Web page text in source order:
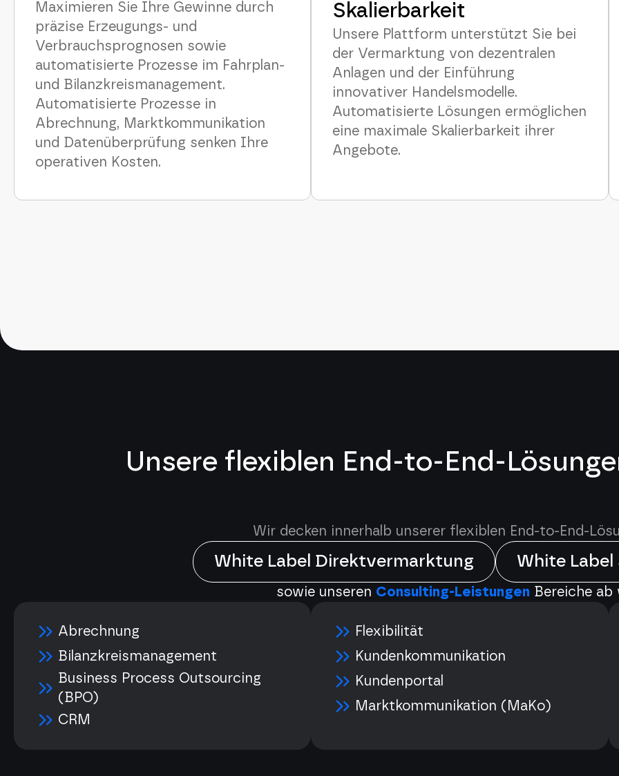
Maximieren Sie Ihre Gewinne durch
präzise Erzeugungs- und
Verbrauchsprognosen sowie
automatisierte Prozesse im Fahrplan-
und Bilanzkreismanagement.
Automatisierte Prozesse in
Abrechnung, Marktkommunikation
und Datenüberprüfung senken Ihre
operativen Kosten.
Skalierbarkeit
Unsere Plattform unterstützt Sie bei
der Vermarktung von dezentralen
Anlagen und der Einführung
innovativer Handelsmodelle.
Automatisierte Lösungen ermöglichen
eine maximale Skalierbarkeit ihrer
Angebote.
Unsere flexiblen End-to-End-
Wir decken innerhalb unserer flexiblen End-to-End-
White Label Direktvermarktung White
sowie unseren Consulting-Leistungen Bereiche ab
Abrechnung
Bilanzkreismanagement
Business Process Outsourcing
(BPO)
CRM
Flexibilität
Kundenkommunikation
Kundenportal
Marktkommunikation (MaKo)